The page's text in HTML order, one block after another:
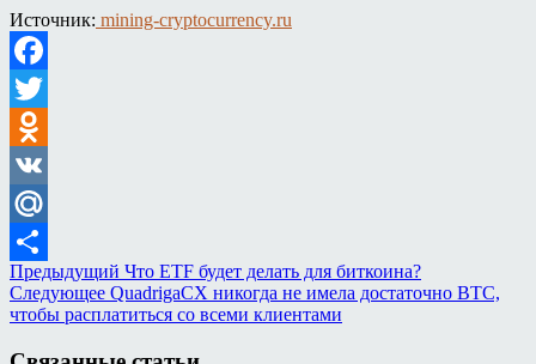
Источник: mining-cryptocurrency.ru
Facebook
Twitter
Odnoklassniki
VK
Mail.Ru
Отправить
Предыдущий Что ETF будет делать для биткоина?
Следующее QuadrigaCX никогда не имела достаточно BTC,
чтобы расплатиться со всеми клиентами